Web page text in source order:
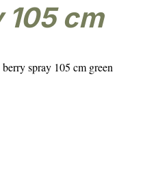
berry spray 105 cm green